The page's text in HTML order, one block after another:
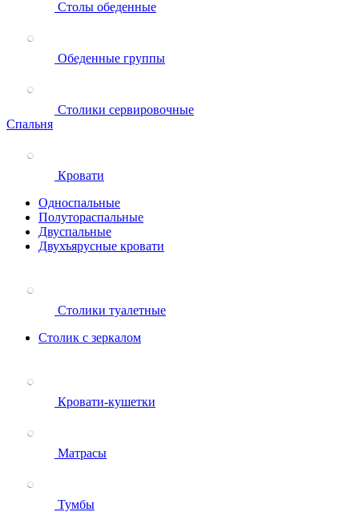
Столы обеденные
Обеденные группы
Столики сервировочные
Спальня
Кровати
Односпальные
Полутораспальные
Двуспальные
Двухъярусные кровати
Столики туалетные
Столик с зеркалом
Кровати-кушетки
Матрасы
Тумбы